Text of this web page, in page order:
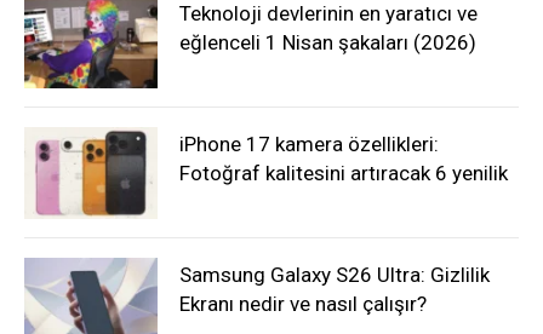
Teknoloji devlerinin en yaratıcı ve
eğlenceli 1 Nisan şakaları (2026)
iPhone 17 kamera özellikleri:
Fotoğraf kalitesini artıracak 6 yenilik
Samsung Galaxy S26 Ultra: Gizlilik
Ekranı nedir ve nasıl çalışır?